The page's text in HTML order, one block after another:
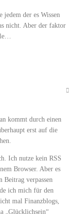
jedem der es Wissen
nicht. Aber der faktor
kommt durch einen
erst auf die
Ich nutze kein RSS
Browser. Aber es
verpassen
ich mich für den
mal Finanzblogs,
„Glücklichsein“